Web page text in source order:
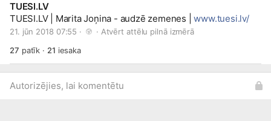
TUESI.LV
TUESI.LV| Marita Joņina - audzē zemenes |www.tuesi.lv/
21. jūn 2018 07:55 · · Atvērt attēlu pilnā izmērā
27 patīk · 21 iesaka
Autorizējies, lai komentētu